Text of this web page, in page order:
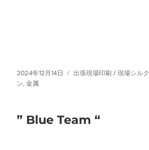
投
稿
2024年12月14日
カ
出張現場印刷 / 現場シルク
ン,金属
” Blue Team “